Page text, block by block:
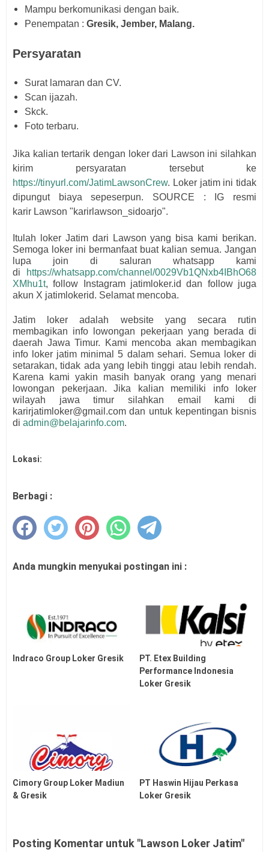
Mampu berkomunikasi dengan baik.
Penempatan : Gresik, Jember, Malang.
Persyaratan
Surat lamaran dan CV.
Scan ijazah.
Skck.
Foto terbaru.
Jika kalian tertarik dengan loker dari Lawson ini silahkan
kirim persyaratan tersebut ke
https://tinyurl.com/JatimLawsonCrew. Loker jatim ini tidak
dipungut biaya sepeserpun. SOURCE : IG resmi
karir Lawson "karirlawson_sidoarjo".
Itulah loker Jatim dari Lawson yang bisa kami berikan.
Semoga loker ini bermanfaat buat kalian semua. Jangan
lupa join di saluran whatsapp kami
di
https://whatsapp.com/channel/0029Vb1QNxb4IBhO68
XMhu1t, follow Instagram jatimloker.id dan follow juga
akun X jatimlokerid. Selamat mencoba.
Jatim loker adalah website yang secara rutin
membagikan info lowongan pekerjaan yang berada di
daerah Jawa Timur. Kami mencoba akan membagikan
info loker jatim minimal 5 dalam sehari. Semua loker di
setarakan, tidak ada yang lebih tinggi atau lebih rendah.
Karena kami yakin masih banyak orang yang menari
lowongan pekerjaan. Jika kalian memiliki info loker
wilayah jawa timur silahkan email kami di
karirjatimloker@gmail.com dan untuk kepentingan bisnis
di admin@belajarinfo.com.
Lokasi:
Berbagi :
Anda mungkin menyukai postingan ini :
Indraco Group Loker Gresik
PT. Etex Building
Performance Indonesia
Loker Gresik
Cimory Group Loker Madiun
& Gresik
PT Haswin Hijau Perkasa
Loker Gresik
Posting Komentar untuk "Lawson Loker Jatim"